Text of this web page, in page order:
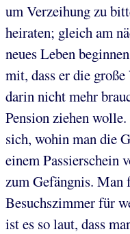
um Verzeihung zu
heiraten; gleich am
neues Leben
mit, dass er die
darin nicht mehr
Pension ziehen
sich, wohin man die
einem Passierschein
zum Gefängnis. Man
Besuchszimmer für
ist es so laut, dass